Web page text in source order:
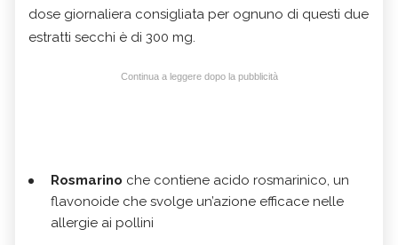
dose giornaliera consigliata per ognuno di questi due
estratti secchi è di 300 mg.
Continua a leggere dopo la pubblicità
Rosmarino che contiene acido rosmarinico, un
flavonoide che svolge un’azione efficace nelle
allergie ai pollini